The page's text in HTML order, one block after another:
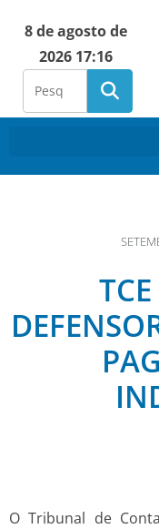
8 de agosto de
2026 17:16
O Tribunal de